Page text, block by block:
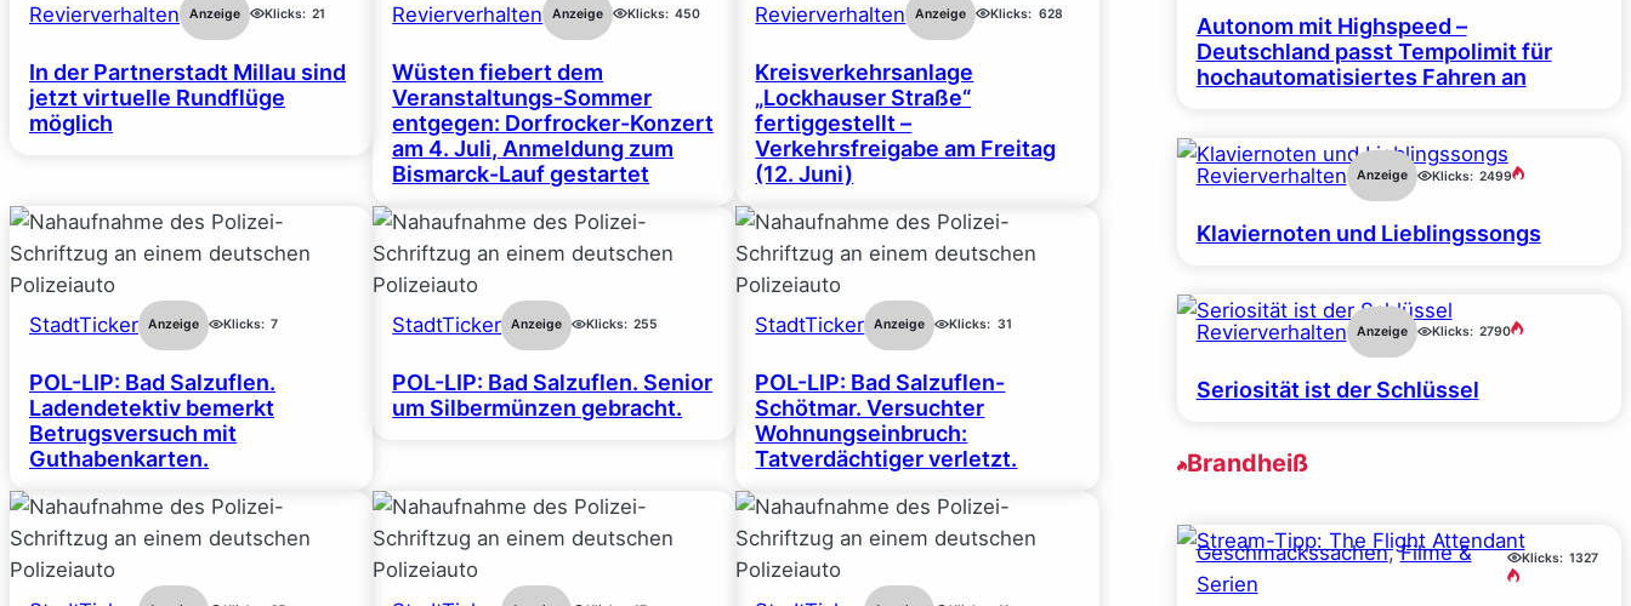
Revierverhalten Anzeige Klicks: 21
In der Partnerstadt Millau sind
jetzt virtuelle Rundflüge
möglich
Revierverhalten Anzeige Klicks: 450
Wüsten fiebert dem
Veranstaltungs-Sommer
entgegen: Dorfrocker-Konzert
am 4. Juli, Anmeldung zum
Bismarck-Lauf gestartet
Revierverhalten Anzeige Klicks: 628
Kreisverkehrsanlage
„Lockhauser Straße“
fertiggestellt –
Verkehrsfreigabe am Freitag
(12. Juni)
StadtTicker Anzeige Klicks: 7
POL-LIP: Bad Salzuflen.
Ladendetektiv bemerkt
Betrugsversuch mit
Guthabenkarten.
StadtTicker Anzeige Klicks: 255
POL-LIP: Bad Salzuflen. Senior
um Silbermünzen gebracht.
StadtTicker Anzeige Klicks: 31
POL-LIP: Bad Salzuflen-
Schötmar. Versuchter
Wohnungseinbruch:
Tatverdächtiger verletzt.
Autonom mit Highspeed –
Deutschland passt Tempolimit für
hochautomatisiertes Fahren an
Revierverhalten Anzeige Klicks: 2499
Klaviernoten und Lieblingssongs
Revierverhalten Anzeige Klicks: 2790
Seriosität ist der Schlüssel
Brandheiß
Geschmackssachen, Filme &
Serien
Klicks: 1327